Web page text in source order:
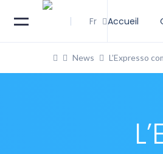
Fr Accueil
News L’Expresso